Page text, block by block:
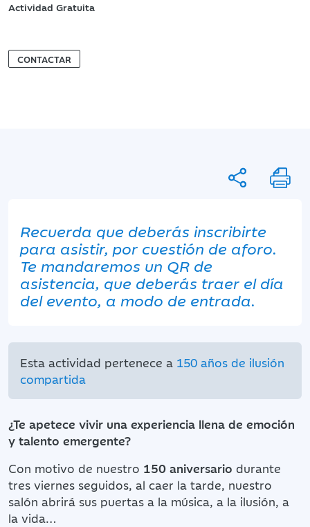
Actividad Gratuita
CONTACTAR
Recuerda que deberás inscribirte
para asistir, por cuestión de aforo.
Te mandaremos un QR de
asistencia, que deberás traer el día
del evento, a modo de entrada.
Esta actividad pertenece a 150 años de ilusión
compartida
¿Te apetece vivir una experiencia llena de emoción
y talento emergente?
Con motivo de nuestro 150 aniversario durante
tres viernes seguidos, al caer la tarde, nuestro
salón abrirá sus puertas a la música, a la ilusión, a
la vida…